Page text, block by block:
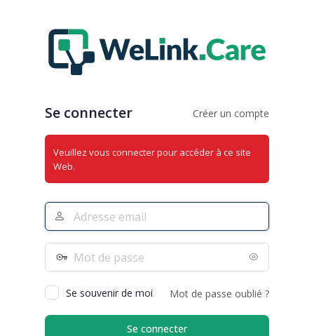
connecter
Se connecter Créer un compte
Veuillez vous connecter pour accéder à ce site
Web.
Adresse
Mot
Se souvenir de moi
Mot de passe oublié ?